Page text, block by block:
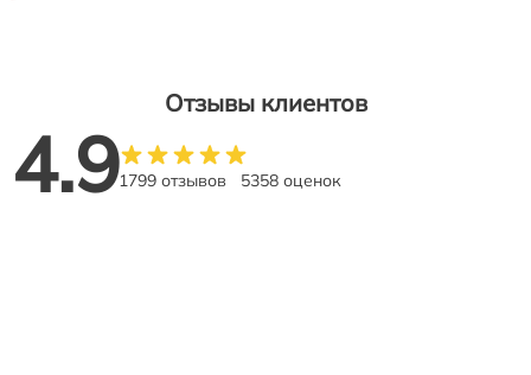
Отзывы клиентов
4.91799 отзывов 5358 оценок